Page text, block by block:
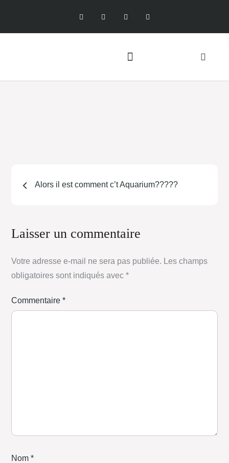
Alors il est comment c’t Aquarium?????
Laisser un commentaire
Votre adresse e-mail ne sera pas publiée. Les champs
obligatoires sont indiqués avec*
Commentaire*
Nom*